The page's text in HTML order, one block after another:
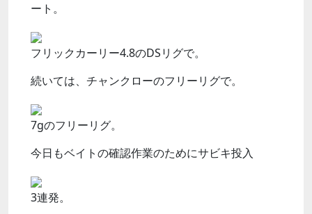
ート。
フリックカーリー4.8のDSリグで。
続いては、チャンクローのフリーリグで。
7gのフリーリグ。
今日もベイトの確認作業のためにサビキ投入
3連発。